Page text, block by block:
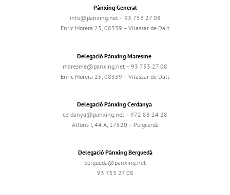
Pànxing General
info@panxing.net – 93 753 27 08
Enric Morera 25, 08339 – Vilassar de Dalt
Delegació Pànxing Maresme
maresme@panxing.net – 93 753 27 08
Enric Morera 25, 08339 – Vilassar de Dalt
Delegació Pànxing Cerdanya
cerdanya@panxing.net – 972 88 24 28
Alfons I, 44 A, 17520 – Puigcerdà
Delegació Pànxing Berguedà
bergueda@panxing.net
93 753 27 08